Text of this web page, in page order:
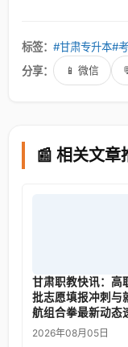
标签： #甘肃专升本#
分享：
📱 微信
📰 相关文章
甘肃职教快讯：高
批志愿填报冲刺与
航组合拳最新动态
2026年08月05日